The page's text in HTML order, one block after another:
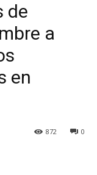
de
a
en
0
872